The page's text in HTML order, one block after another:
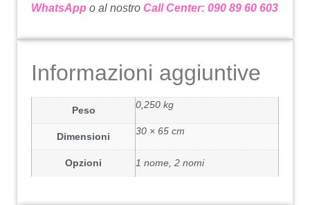
WhatsApp o al nostro Call Center: 090 89 60 603
Informazioni aggiuntive
Peso 0,250 kg
Dimensioni 30 × 65 cm
Opzioni 1 nome, 2 nomi